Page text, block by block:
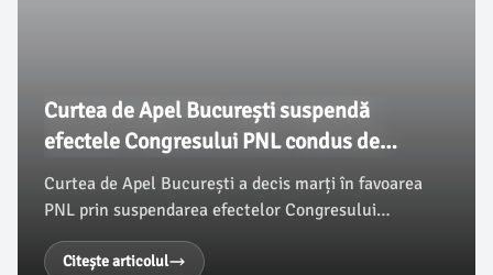
Curtea de Apel București suspendă
efectele Congresului PNL condus de
Bolojan
Curtea de Apel București a decis marți în favoarea
PNL prin suspendarea efectelor Congresului
Extraordinar, unde a fost aleasă o nouă conducere,
conform hotnews.ro. Această măsură este temporară,
Citește articolul